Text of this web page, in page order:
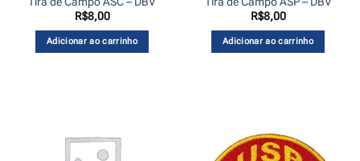
R$8,00
Adicionar ao carrinho
R$8,00
Adicionar ao carrinho